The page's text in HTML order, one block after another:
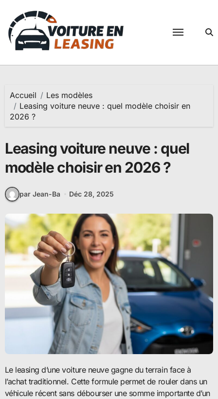
contenu
Accueil
Les modèles
Leasing voiture neuve : quel modèle choisir en
2026 ?
Leasing voiture neuve : quel
modèle choisir en 2026 ?
par Jean-Ba Déc 28, 2025
Le leasing d’une voiture neuve gagne du terrain face à
l’achat traditionnel. Cette formule permet de rouler dans un
véhicule récent sans débourser une somme importante d’un